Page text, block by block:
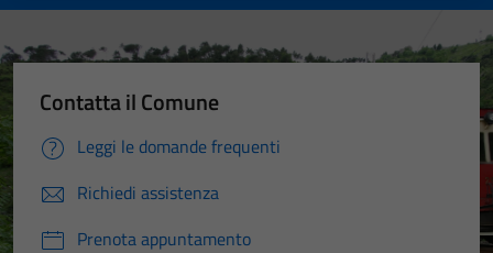
Contatta il Comune
Leggi le domande frequenti
Richiedi assistenza
Prenota appuntamento